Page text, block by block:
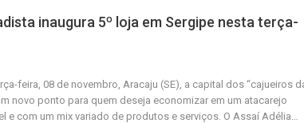
inaugura 5º loja em Sergipe nesta terça-
feira, 08 de novembro, Aracaju (SE), a capital dos “cajueiros
novo ponto para quem deseja economizar em um atacarejo
e com um mix variado de produtos e serviços. O Assaí Adélia…
A Fabulosa
Tempo
Homem Aranha:
Dia